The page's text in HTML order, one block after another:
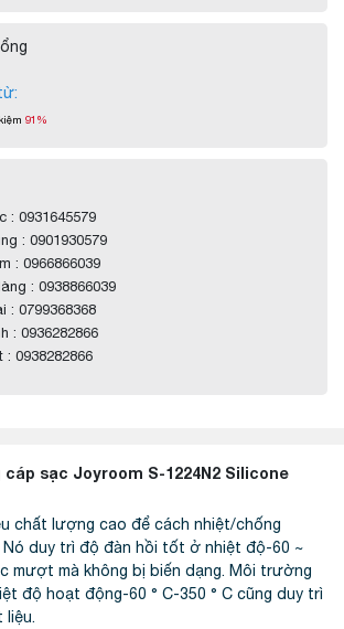
91%
: 0931645579
: 0901930579
: 0966866039
: 0938866039
: 0799368368
: 0936282866
: 0938282866
sạc Joyroom S-1224N2 Silicone
chất lượng cao để cách nhiệt/chống
Nó duy trì độ đàn hồi tốt ở nhiệt độ-60 ~
mượt mà không bị biến dạng. Môi trường
độ hoạt động-60 ° C-350 ° C cũng duy trì
liệu.